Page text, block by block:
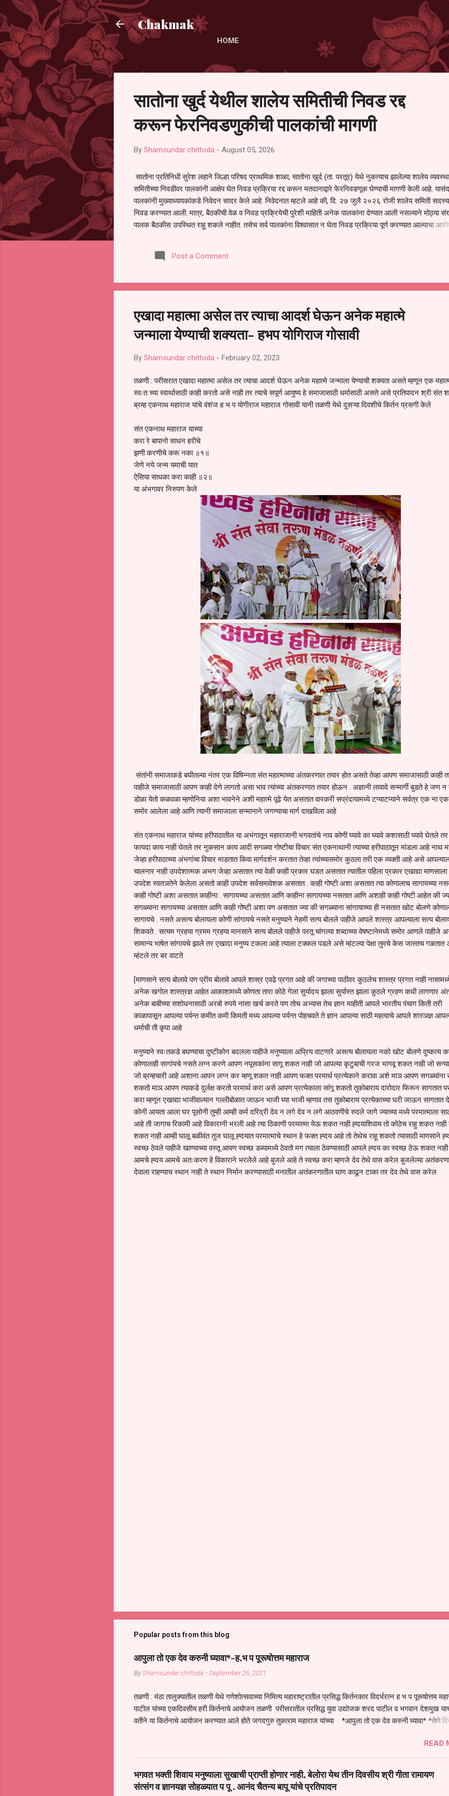
Chakmak
HOME
सातोना खुर्द येथील शालेय समितीची निवड रद्द
करून फेरनिवडणुकीची पालकांची मागणी
By Shamsundar chittoda - August 05, 2026
सातोना प्रतिनिधी सुरेश लहाने जिल्हा परिषद प्राथमिक शाळा, सातोना खुर्द (ता. परतूर) येथे नुकत्याच झालेल्या शालेय
समितीच्या निवडीवर पालकांनी आक्षेप घेत निवड प्रक्रिया रद्द करून मतदानाद्वारे फेरनिवडणूक घेण्याची मागणी केली आहे.
पालकांनी मुख्याध्यापकांकडे निवेदन सादर केले आहे. निवेदनात म्हटले आहे की, दि. २७ जुलै २०२६ रोजी शालेय समिती
निवड करण्यात आली. मात्र, बैठकीची वेळ व निवड प्रक्रियेची पुरेशी माहिती अनेक पालकांना देण्यात आली नसल्याने मोठ्या
पालक बैठकीस उपस्थित राहू शकले नाहीत. तसेच सर्व पालकांना विश्वासात न घेता निवड प्रक्रिया पूर्ण करण्यात आल्याचा
समितीची फेरनिवडणूक घेण्यात यावी, अशी मागणी पालकांनी केली आहे. या निवेदनाच्या प्रती जिल्हा शिक्षण अधिकारी
जालना तसेच तालुका शिक्षण अधिकारी, परतूर यांनाही पाठविण्यात आल्या असून प्रशासन याबाबत काय निर्णय घेते, याकडे
Post a Comment
एखादा महात्मा असेल तर त्याचा आदर्श घेऊन अनेक महात्मे
जन्माला येण्याची शक्यता- हभप योगिराज गोसावी
By Shamsundar chittoda - February 02, 2023
तळणी : परीसरात एखादा महात्मा असेल तर त्याचा आदर्श घेऊन अनेक महात्मे जन्माला येण्याची शक्यता असते म्हणून एक
स्वःत च्या स्वार्थासाठी काही करतो असे नाही तर त्याचे सपूर्ण आयुष्य हे समाजासाठी धर्मासाठी असते असे प्रतिपादन श्री संत
ब्रम्ह एकनाथ महाराज यांचे वंशंज ह भ प योगीराज महाराज गोसावी यानी तळणी येथे दुसऱ्या दिवशीचे किर्तन प्रसगी केले
संत एकनाथ महाराज याच्या
करा रे बापानो साधन हरीचे
झणी करणीचे करू नका ॥१॥
जेणे नये जन्म यमाची यात
ऐसिया साधका करा काही ॥२॥
या अंभगावर निरुपण केले
संतांनी समाजाकडे बघीतल्या नंतर एक विषिन्नता संत महात्माच्या अंतकरणात तयार होत असते तेव्हा आपण समाजासाठी काही
पाहीजे समाजासाठी आपण काही देणे लागतो असा भाव त्यांच्या अंतकरणात तयार होऊन . अज्ञानी लावावे सन्मार्गी बुडते हे जण
डोळा येतो कळवळा म्हणोनिया अशा भावनेने अशी महात्मे पूढे येत असतात वारकरी सप्रंदायामध्ये टप्याटप्याने सर्वत्र एक ना एक
समोर आलेला आहे आणि त्यानी समाजाला सन्मानाने जगण्याचा मार्ग दाखविला आहे
संत एकनाथ महाराज यांच्या हरीपाठातील या अभंगातून महाराजानी भगवतांचे नाव कोणी घ्यावे का घ्यावे कशासाठी घ्यावे घेतले तर
फायदा काय नाही घेतले तर नुकसान काय आदी सगळ्या गोष्टीचा विचार संत एकनाथानी त्याच्या हरीपाठातून मांडला आहे नाथ
जेव्हा हरीपाठाच्या अंभगांचा विचार माडतात किवा मार्गदर्शन करतात तेव्हा त्यांच्यासमोर कुठला तरी एक व्यक्ती आहे असे
चालनार नाही उपदेशात्मक अभग जेव्हा असतात त्या वेळी काही प्रकार घडत असतात त्यातील पहिला प्रकार एखाद्या
उपदेश स्वतञतेने केलेला असतो काही उपदेश सर्वसमावेशक असतात . काही गोष्टी अशा असतात त्या कोणालाच सागायच्या
काही गोष्टी अशा असतात काहीना . सागायच्या असतात आणि काहीना सागायच्या नसतात आणि अशाही काही गोष्टी आहेत की
सगळ्याना सागायच्या असतात आणि काही गोष्टी अशा पण असतात ज्या की सगळ्याना सांगायाच्या ही नसतात खोट बोलणे
सागायचे . नसते असत्य बोलायला कोणी सांगायचे नसते मनुष्याने नेहमी सत्य बोलले पाहीजे आपले शास्त्र आपल्याला सत्य
शिकवते . सत्यम ग्रहया ग्रमम ग्रहया मानसाने सत्य बोलले पाहीजे परतू चांगल्या शब्दाच्या वेषष्टानेमध्ये समोर आणले पाहीजे
सामान्य भाषेत सांगायचे झाले तर एखादा मनुष्य टकला आहे त्याला टक्कल पडले असे म्हंटल्या पेक्षा तुमचे केस जास्तच
म्हंटले तर बर वाटते
[माणसाने सत्य बोलावे पण प्रीय बोलावे आपले शास्र एवढे प्रगत आहे की जगाच्या पाठीवर कुठलेच शास्त्र प्रगत नाही
अनेक खगोल शास्त्रज्ञ आहेत आकाशामध्ये कोणता तारा कोठे गेला सुर्यादय झाला सुर्यास्त झाला कुठले ग्रहण कधी लागणार
अनेक बाबीच्या सशोधनासाठी अरबो रुपये नासा खर्च करते पण तोच अभ्यास तेच ज्ञान माहीती आपले भारतीय पंचाग किती तरी
काळापासून आपल्या पर्यन्त कमीत कमी किमती मध्य आपल्या पर्यन्त पोहचवते ते ज्ञान आपल्या साठी महत्वाचे आपले शास्ञज्ञ
धर्माची ती कृपा आहे
मनुष्याने स्वःतकडे बघण्याचा दुष्टीकोन बदलला पाहीजे मनुष्याला अप्रिय वाटणारे असत्य बोलायला नको खोट बोलणे दुष्कत्य
कोणालाही सागांयचे नसते लग्न करणे आपण नपूसकांना सागू शकत नाही जो आपल्या कृटुबाची गरज भागवू शकत नाही जो
जो ब्रम्हचारी आहे अशाना आपन लग्न कर म्हणू शकत नाही आपण फक्त परमार्थ प्रत्येकाने करावा अशे माञ आपण सगळ्यांना
शकतो माञ आपण त्याकडे दुर्लक्ष करतो परमार्थ करा असे आपण प्रत्येकाला सांगू शकतो तुकोबाराय दारोदार फिरून सागतात
करा म्हणून एखाद्या भाजीवाल्यान गल्लीबोळात जाऊन भाजी घ्या भाजी म्हणाव तस तुकोबाराय प्रत्येकाच्या घरी जाऊन सागतात
कोनी आयता आला घर पूसोनी तुम्ही आम्ही कर्म दरिद्री देव न लगे देव न लगे आठवणीचे रुदले जागे ज्याच्या मध्ये परमात्माला
आहे ती जागाच रिकामी आहे विकारानी भरली आहे त्या ठिकाणी परमात्मा येऊ शकत नाही ह्दयाशिवाय तो कोठेच राहु शकत
शकत नाही आम्ही घालू बळीवंत तुज घालू ह्दयात परमात्माचे स्थान हे फक्त ह्दय आहे तो तेथेच राहू शकतो त्यासाठी माणसाने
स्वच्छ ठेवले पाहीजे खाण्याच्या वस्तू आपण स्वच्छ डब्यामध्ये ठेवतो मग त्याला ठेवण्यासाठी आपले ह्दय का स्वच्छ ठेऊ शकत
आमचे ह्दय आमचे अतःकरण हे विकाराने भरलेले आहे बुजले आहे ते स्वच्छ करा म्हणजे देव तेथे वास करेल बुजलेल्या
देवाला राहण्याच स्थान नाही ते स्थान निर्मान करण्यासाठी मनातील अतंकरणातील घाण काढून टाका तर देव तेथे वास करेल
Popular posts from this blog
आपुला तो एक देव करुनी घ्यावा*-ह.भ प पूरूषोत्तम महाराज
ByShamsundar chittoda -September 26, 2021
तळणी : मंठा तालुक्यातील तळणी येथे गणेशोत्सवाच्या निमित्य महाराष्ट्रातील प्रसिद्ध किर्तनकार विदर्भरत्न ह भ प पूरूषोत्तम
पाटील यांच्या एकदिवसीय हरी किर्तनाचे आयोजन तळणी परीसरातील प्रसिद्ध युवा उद्योजक शरद पाटील व भगवान देशमुख
वतीने या किर्तनाचे आयोजन करण्यात आले होते जगदगुरु तुकाराम महाराज यांच्या *आपुला तो एक देव करुनी घ्यावा* *तेणे
जातीच्या परीक्षेचा काळ आहे धर्ममंडपात बसलेली लोक ही खरच भाग्यवान आहेत कोरोना सारख्या महामारीत आपंण जिवंत आहोत
महामारीतून जर आपल्याला वाचायचे असेल तर धार्मीक विचाराचा आधार आपल्याला घ्यावाच लागेल महामारीच्या काळात वारकरी
सप्रदायच खूप मोठा आधार आहे सध्य स्थितीत मानव जातीची मानसीक अवस्था सक्षम असणे गरजेचे आहे कोरोना ने मानवी
गरजा कीती कमी आहेत यांची जाणीव आपल्या सगळ्याना करून दीली आहे मनुष्याच्या आयुष्यातील नामसाधना ही त्याच्यासाठी खूप
आधार असते परतू आज काल तीच साधना करण्याचा आळस आ...
READ
भगवत भक्ती शिवाय मनुष्याला सुखाची प्राप्ती होणार नाही, बेलोरा येथ तीन दिवसीय श्री गीता रामायण
संत्संग व ज्ञानयज्ञ सोहळ्यात प पू . आनंद चैतन्य बापू यांचे प्रतिपादन